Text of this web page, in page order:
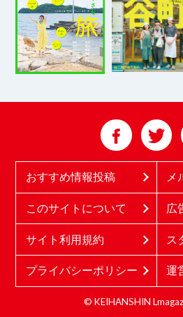
おすすめ情報投稿 メ
このサイトについて 広
サイト利用規約 ス
プライバシーポリシー 運
© KEIHANSHIN